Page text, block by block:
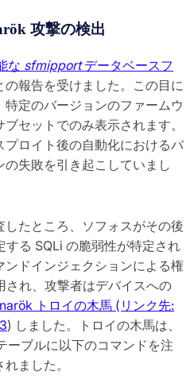
攻撃の検出
な sfmipportデータベースフ
の報告を受けました。この目に
定のバージョンのファームウ
セットでのみ表示されます。
ロイト後の自動化におけるバ
失敗を引き起こしていまし
たところ、ソフォスがその後
する SQLi の脆弱性が特定され
ンドインジェクションによる権
され、攻撃者はデバイスへの
トロイの木馬 (リンク先:
) しました。トロイの木馬は、
ーブルに以下のコマンドを注
ました。